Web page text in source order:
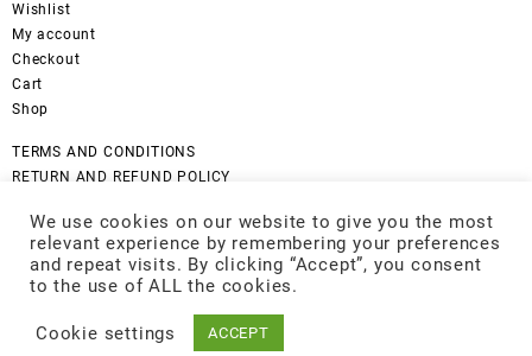
Wishlist
My account
Checkout
Cart
Shop
TERMS AND CONDITIONS
RETURN AND REFUND POLICY
DISCLAIMER
COOKIES POLICY
GDPR Privacy Policy
Be Good Designed by
We use cookies on our website to give you the most
relevant experience by remembering your preferences
and repeat visits. By clicking “Accept”, you consent
to the use of ALL the cookies.
Cookie settings ACCEPT